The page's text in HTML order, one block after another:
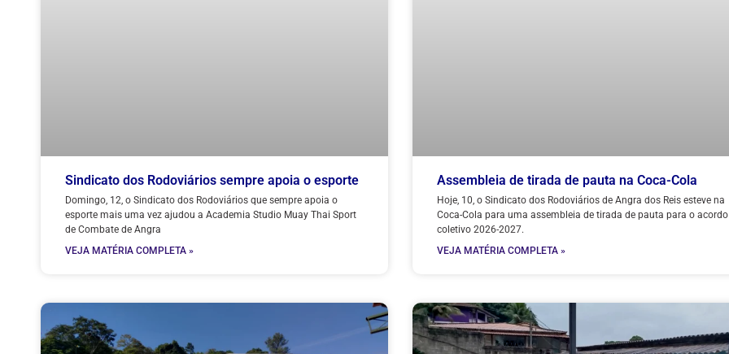
Sindicato dos Rodoviários sempre apoia o esporte
Domingo, 12, o Sindicato dos Rodoviários que sempre apoia o
esporte mais uma vez ajudou a Academia Studio Muay Thai Sport
de Combate de Angra
VEJA MATÉRIA COMPLETA »
Assembleia de tirada de pauta na Coca-Cola
Hoje, 10, o Sindicato dos Rodoviários de Angra dos Reis esteve na
Coca-Cola para uma assembleia de tirada de pauta para o acordo
coletivo 2026-2027.
VEJA MATÉRIA COMPLETA »